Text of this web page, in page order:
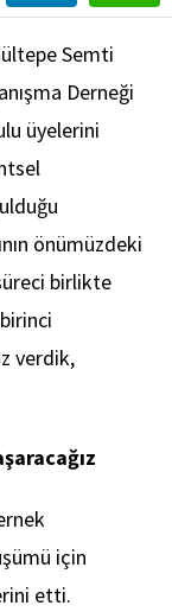
Semti
Derneği
üyelerini
önümüzdeki
birlikte
verdik,
için
etti.